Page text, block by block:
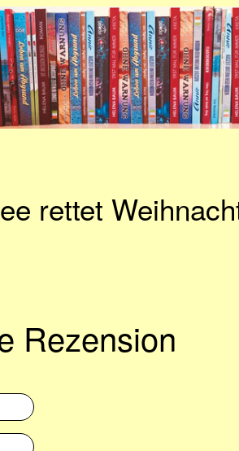
rettet
Rezension